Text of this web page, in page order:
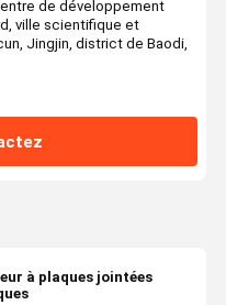
de développement
ville scientifique et
Jingjin, district de Baodi,
à plaques jointées